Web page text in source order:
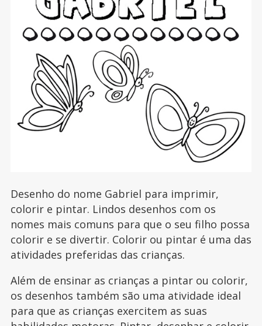
Desenho do nome Gabriel para imprimir,
colorir e pintar. Lindos desenhos com os
nomes mais comuns para que o seu filho possa
colorir e se divertir. Colorir ou pintar é uma das
atividades preferidas das crianças.
Além de ensinar as crianças a pintar ou colorir,
os desenhos também são uma atividade ideal
para que as crianças exercitem as suas